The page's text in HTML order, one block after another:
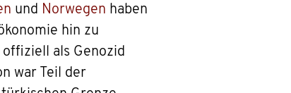
und Norwegen haben
hin zu
offiziell als Genozid
war Teil der